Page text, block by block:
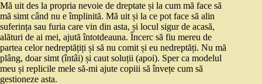
Mă uit des la propria nevoie de dreptate și la cum mă face să
mă simt când nu e împlinită. Mă uit și la ce pot face să alin
suferința sau furia care vin din asta, și locul sigur de acasă,
alături de ai mei, ajută întotdeauna. Încerc să fiu mereu de
partea celor nedreptățiți și să nu comit și eu nedreptăți. Nu mă
plâng, doar simt (întâi) și caut soluții (apoi). Sper ca modelul
meu și replicile mele să-mi ajute copiii să învețe cum să
gestioneze asta.